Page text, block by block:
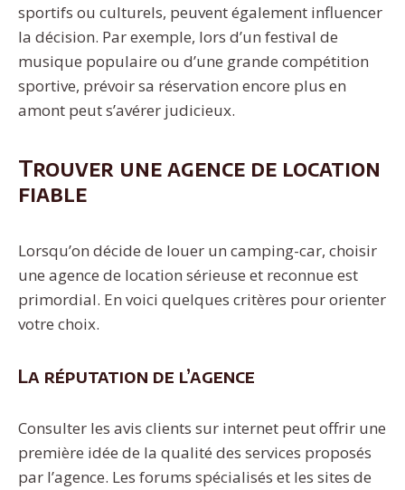
sportifs ou culturels, peuvent également influencer
la décision. Par exemple, lors d’un festival de
musique populaire ou d’une grande compétition
sportive, prévoir sa réservation encore plus en
amont peut s’avérer judicieux.
Trouver une agence de location
fiable
Lorsqu’on décide de louer un camping-car, choisir
une agence de location sérieuse et reconnue est
primordial. En voici quelques critères pour orienter
votre choix.
La réputation de l’agence
Consulter les avis clients sur internet peut offrir une
première idée de la qualité des services proposés
par l’agence. Les forums spécialisés et les sites de